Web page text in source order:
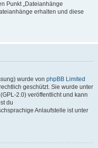
Punkt „Dateianhänge
erhalten und diese
wurde von phpBB Limited
geschützt. Sie wurde unter
2.0) veröffentlicht und kann
du
Anlaufstelle ist unter